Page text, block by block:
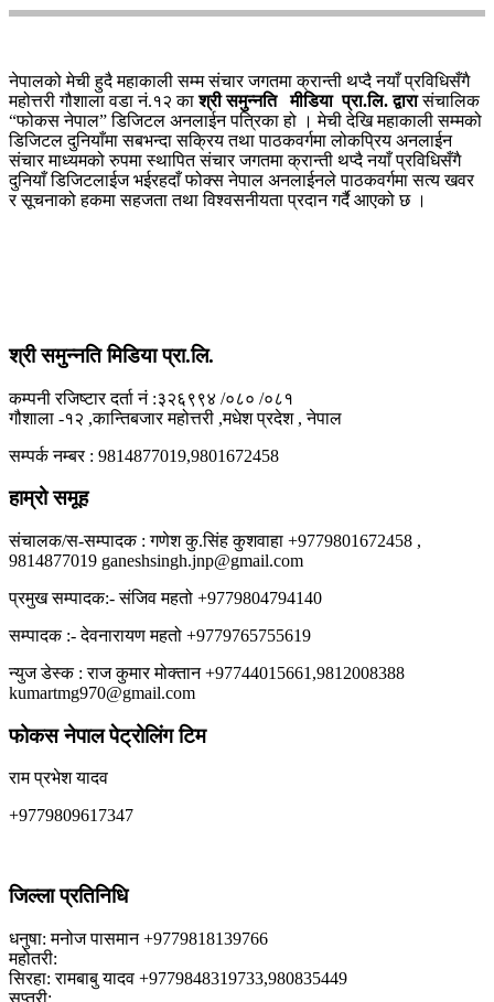
नेपालको मेची हुदै महाकाली सम्म संचार जगतमा क्रान्ती थप्दै नयाँ प्रविधिसँगै
महोत्तरी गौशाला वडा नं.१२ काश्री समुन्नति मीडिया प्रा.लि. द्वारासंचालिक
“फोकस नेपाल” डिजिटल अनलाईन पत्रिका हो । मेची देखि महाकाली सम्मको
डिजिटल दुनियाँमा सबभन्दा सक्रिय तथा पाठकवर्गमा लोकप्रिय अनलाईन
संचार माध्यमको रुपमा स्थापित संचार जगतमा क्रान्ती थप्दै नयाँ प्रविधिसँगै
दुनियाँ डिजिटलाईज भईरहदाँ फोक्स नेपाल अनलाईनले पाठकवर्गमा सत्य खवर
र सूचनाको हकमा सहजता तथा विश्वसनीयता प्रदान गर्दै आएको छ ।
श्री समुन्नति मिडिया प्रा.लि.
कम्पनी रजिष्टार दर्ता नं :३२६९९४ /०८० /०८१
गौशाला -१२ ,कान्तिबजार महोत्तरी ,मधेश प्रदेश , नेपाल
सम्पर्क नम्बर : 9814877019,9801672458
हाम्रो समूह
संचालक/स-सम्पादक : गणेश कु.सिंह कुशवाहा +9779801672458 ,
9814877019 ganeshsingh.jnp@gmail.com
प्रमुख सम्पादक:- संजिव महतो +9779804794140
सम्पादक :- देवनारायण महतो +9779765755619
न्युज डेस्क : राज कुमार मोक्तान +97744015661,9812008388
kumartmg970@gmail.com
फोकस नेपाल पेट्रोलिंग टिम
राम प्रभेश यादव
+9779809617347
जिल्ला प्रतिनिधि
धनुषा: मनोज पासमान +9779818139766
महोतरी:
सिरहा: रामबाबु यादव +9779848319733,980835449
सप्तरी: